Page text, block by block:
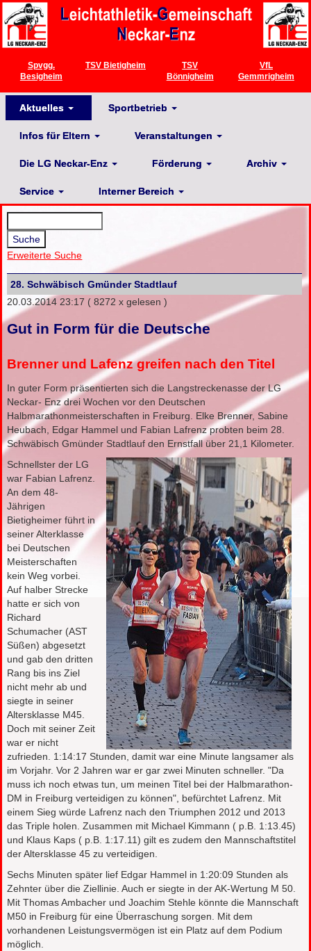
Spvgg.
Besigheim
TSV Bietigheim
TSV
Bönnigheim
VfL
Gemmrigheim
Aktuelles Sportbetrieb
Infos für Eltern Veranstaltungen
Die LG Neckar-Enz Förderung Archiv
Service Interner Bereich
Erweiterte Suche
28. Schwäbisch Gmünder Stadtlauf
20.03.2014 23:17 ( 8272 x gelesen )
Gut in Form für die Deutsche
Brenner und Lafenz greifen nach den Titel
In guter Form präsentierten sich die Langstreckenasse der LG
Neckar- Enz drei Wochen vor den Deutschen
Halbmarathonmeisterschaften in Freiburg. Elke Brenner, Sabine
Heubach, Edgar Hammel und Fabian Lafrenz probten beim 28.
Schwäbisch Gmünder Stadtlauf den Ernstfall über 21,1 Kilometer.
Schnellster der LG
war Fabian Lafrenz.
An dem 48-
Jährigen
Bietigheimer führt in
seiner Alterklasse
bei Deutschen
Meisterschaften
kein Weg vorbei.
Auf halber Strecke
hatte er sich von
Richard
Schumacher (AST
Süßen) abgesetzt
und gab den dritten
Rang bis ins Ziel
nicht mehr ab und
siegte in seiner
Altersklasse M45.
Doch mit seiner Zeit
war er nicht
zufrieden. 1:14:17 Stunden, damit war eine Minute langsamer als
im Vorjahr. Vor 2 Jahren war er gar zwei Minuten schneller. "Da
muss ich noch etwas tun, um meinen Titel bei der Halbmarathon-
DM in Freiburg verteidigen zu können", befürchtet Lafrenz. Mit
einem Sieg würde Lafrenz nach den Triumphen 2012 und 2013
das Triple holen. Zusammen mit Michael Kimmann ( p.B. 1:13.45)
und Klaus Kaps ( p.B. 1:17.11) gilt es zudem den Mannschaftstitel
der Altersklasse 45 zu verteidigen.
Sechs Minuten später lief Edgar Hammel in 1:20:09 Stunden als
Zehnter über die Ziellinie. Auch er siegte in der AK-Wertung M 50.
Mit Thomas Ambacher und Joachim Stehle könnte die Mannschaft
M50 in Freiburg für eine Überraschung sorgen. Mit dem
vorhandenen Leistungsvermögen ist ein Platz auf dem Podium
möglich.